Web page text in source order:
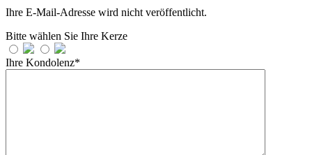
Ihre E-Mail-Adresse wird nicht veröffentlicht.
Bitte wählen Sie Ihre Kerze
Ihre Kondolenz*